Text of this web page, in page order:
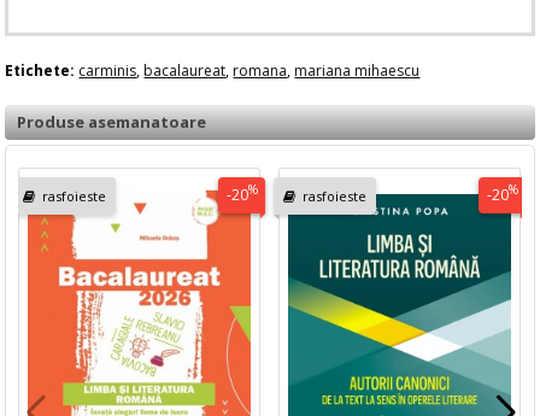
Etichete: carminis, bacalaureat, romana, mariana mihaescu
Produse asemanatoare
rasfoieste -20% rasfoieste -20%